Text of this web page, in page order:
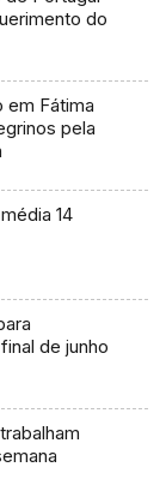
do
em Fátima
pela
14
de junho